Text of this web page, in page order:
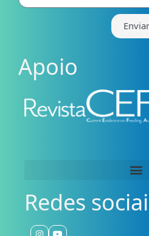
Enviar
Apoio
Redes